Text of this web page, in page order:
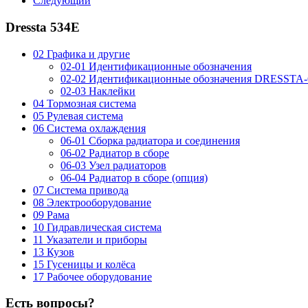
Dressta 534E
02 Графика и другие
02-01 Идентификационные обозначения
02-02 Идентификационные обозначения
02-03 Наклейки
04 Тормозная система
05 Рулевая система
06 Система охлаждения
06-01 Сборка радиатора и соединения
06-02 Радиатор в сборе
06-03 Узел радиаторов
06-04 Радиатор в сборе (опция)
07 Система привода
08 Электрооборудование
09 Рама
10 Гидравлическая система
11 Указатели и приборы
13 Кузов
15 Гусеницы и колёса
17 Рабочее оборудование
Есть вопросы?